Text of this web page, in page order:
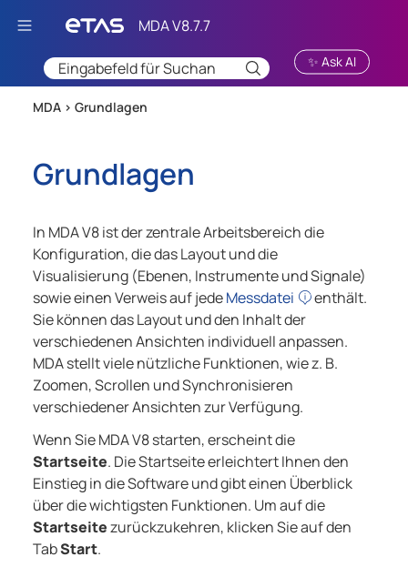
Zu Hauptinhalt springen
✨ Ask AI
MDA > Grundlagen
Grundlagen
In MDA V8ist der zentrale Arbeitsbereich die
Konfiguration, die das Layout und die
Visualisierung (Ebenen, Instrumente und Signale)
sowie einen Verweis auf jedeMessdatei
enthält.
Sie können das Layout und den Inhalt der
verschiedenen Ansichten individuell anpassen.
MDAstellt viele nützliche Funktionen, wie z. B.
Zoomen, Scrollen und Synchronisieren
verschiedener Ansichten zur Verfügung.
Wenn SieMDA V8starten, erscheint die
Startseite. Die Startseite erleichtert Ihnen den
Einstieg in die Software und gibt einen Überblick
über die wichtigsten Funktionen. Um auf die
Startseitezurückzukehren, klicken Sie auf den
TabStart.